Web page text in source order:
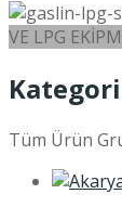
VE LPG
Tüm Ürün